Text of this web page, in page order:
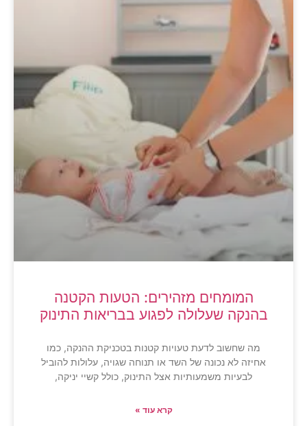
המומחים מזהירים: הטעות הקטנה
בהנקה שעלולה לפגוע בבריאות התינוק
מה שחשוב לדעת טעויות קטנות בטכניקת ההנקה, כמו
אחיזה לא נכונה של השד או תנוחה שגויה, עלולות להוביל
לבעיות משמעותיות אצל התינוק, כולל קשיי יניקה,
קרא עוד »